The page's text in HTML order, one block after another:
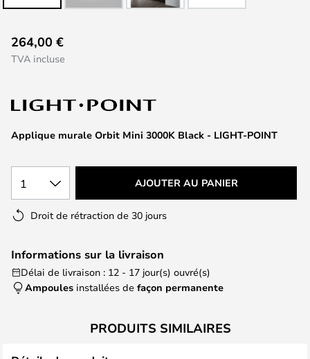
to
the
of
images
Applique murale Orbit Mini 3000K Black - LIGHT-POINT
264,00 €
TVA incluse
1 AJOUTER AU PANIER
Droit de rétraction de 30 jours
Informations sur la livraison
Délai de livraison : 12 - 17 jour(s) ouvré(s)
Ampoules installées de façon permanente
PRODUITS SIMILAIRES